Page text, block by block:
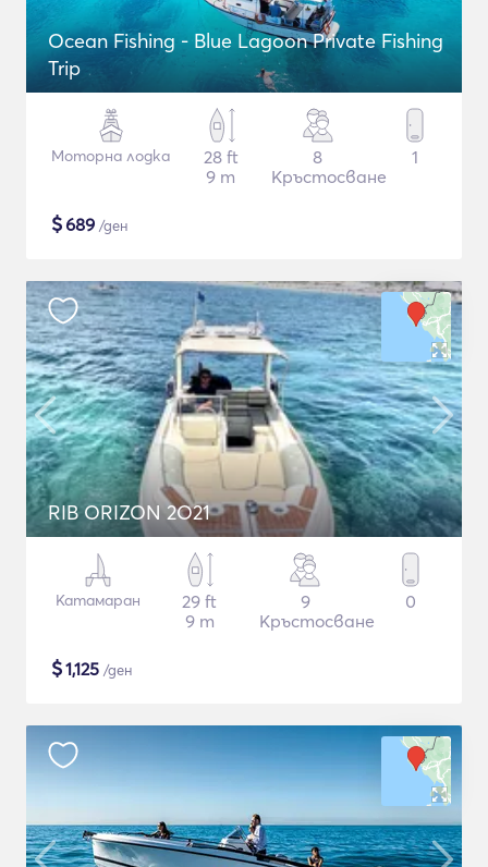
Ocean Fishing - Blue Lagoon Private Fishing
Trip
Моторна лодка
28 ft
9 m
8
Кръстосване
1
$689 /ден
RIB ORIZON 2O21
Катамаран
29 ft
9 m
9
Кръстосване
0
$1,125 /ден